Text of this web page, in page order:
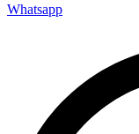
Whatsapp